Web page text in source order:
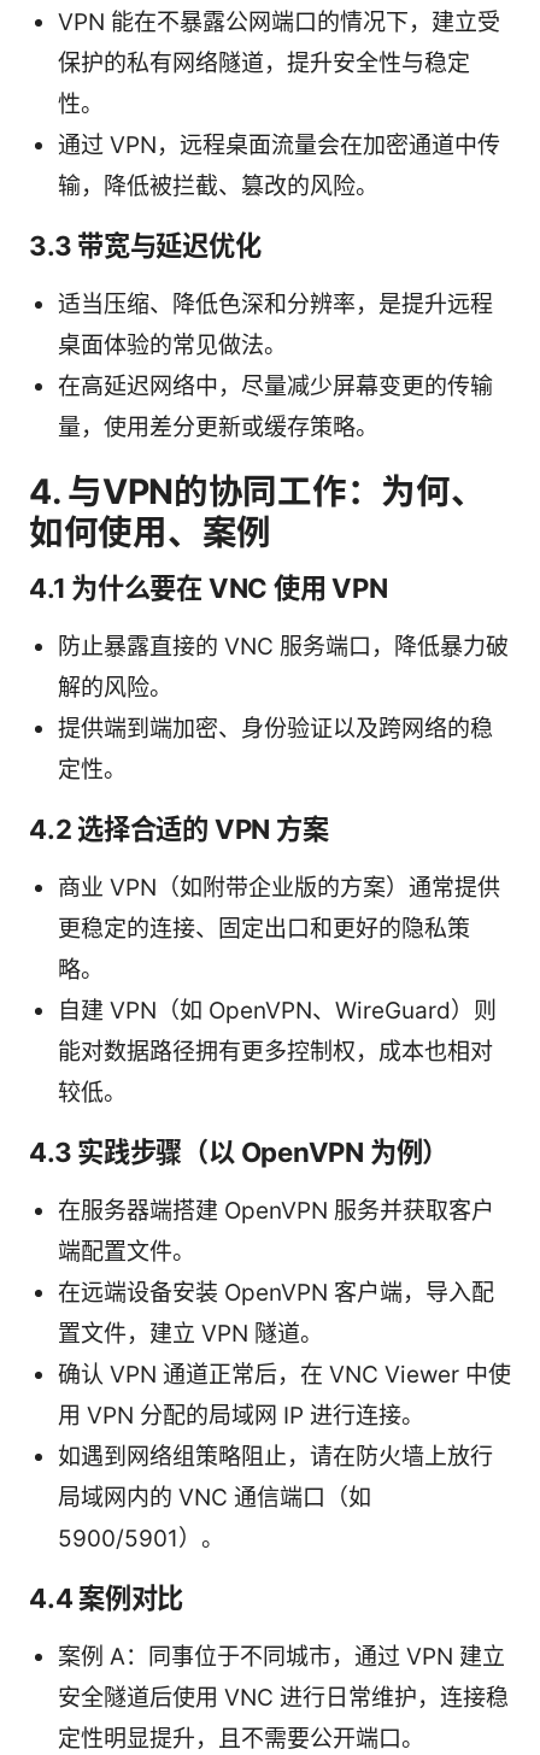
VPN 能在不暴露公网端口的情况下，建立受
保护的私有网络隧道，提升安全性与稳定
性。
通过 VPN，远程桌面流量会在加密通道中传
输，降低被拦截、篡改的风险。
3.3 带宽与延迟优化
适当压缩、降低色深和分辨率，是提升远程
桌面体验的常见做法。
在高延迟网络中，尽量减少屏幕变更的传输
量，使用差分更新或缓存策略。
4. 与VPN的协同工作：为何、
如何使用、案例
4.1 为什么要在 VNC 使用 VPN
防止暴露直接的 VNC 服务端口，降低暴力破
解的风险。
提供端到端加密、身份验证以及跨网络的稳
定性。
4.2 选择合适的 VPN 方案
商业 VPN（如附带企业版的方案）通常提供
更稳定的连接、固定出口和更好的隐私策
略。
自建 VPN（如 OpenVPN、WireGuard）则
能对数据路径拥有更多控制权，成本也相对
较低。
4.3 实践步骤（以 OpenVPN 为例）
在服务器端搭建 OpenVPN 服务并获取客户
端配置文件。
在远端设备安装 OpenVPN 客户端，导入配
置文件，建立 VPN 隧道。
确认 VPN 通道正常后，在 VNC Viewer 中使
用 VPN 分配的局域网 IP 进行连接。
如遇到网络组策略阻止，请在防火墙上放行
局域网内的 VNC 通信端口（如
5900/5901）。
4.4 案例对比
案例 A：同事位于不同城市，通过 VPN 建立
安全隧道后使用 VNC 进行日常维护，连接稳
定性明显提升，且不需要公开端口。